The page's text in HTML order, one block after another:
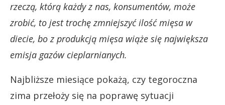
rzeczą, którą każdy z nas, konsumentów, może
zrobić, to jest trochę zmniejszyć ilość mięsa w
diecie, bo z produkcją mięsa wiąże się największa
emisja gazów cieplarnianych.
Najbliższe miesiące pokażą, czy tegoroczna
zima przełoży się na poprawę sytuacji